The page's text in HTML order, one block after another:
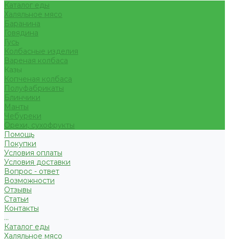
Каталог еды
Халяльное мясо
Баранина
Говядина
Гусь
Колбасные изделия
Вареная колбаса
Казы
Копченая колбаса
Полуфабрикаты
Блинчики
Манты
Чебуреки
Орехи, сухофрукты
Помощь
Покупки
Условия оплаты
Условия доставки
Вопрос - ответ
Возможности
Отзывы
Статьи
Контакты
...
Каталог еды
Халяльное мясо